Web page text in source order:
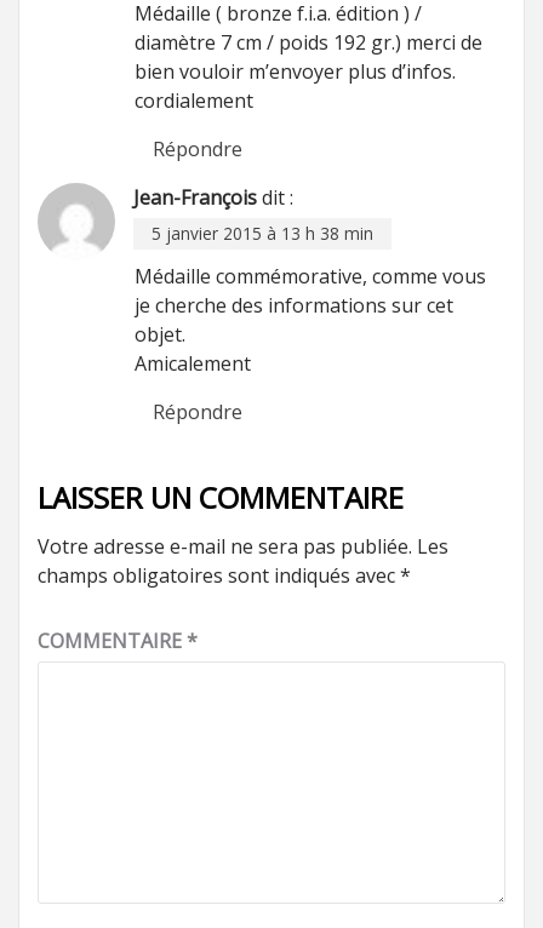
Médaille ( bronze f.i.a. édition ) /
diamètre 7 cm / poids 192 gr.) merci de
bien vouloir m’envoyer plus d’infos.
cordialement
Répondre
Jean-Françoisdit :
5 janvier 2015 à 13 h 38 min
Médaille commémorative, comme vous
je cherche des informations sur cet
objet.
Amicalement
Répondre
LAISSER UN COMMENTAIRE
Votre adresse e-mail ne sera pas publiée. Les
champs obligatoires sont indiqués avec*
COMMENTAIRE*